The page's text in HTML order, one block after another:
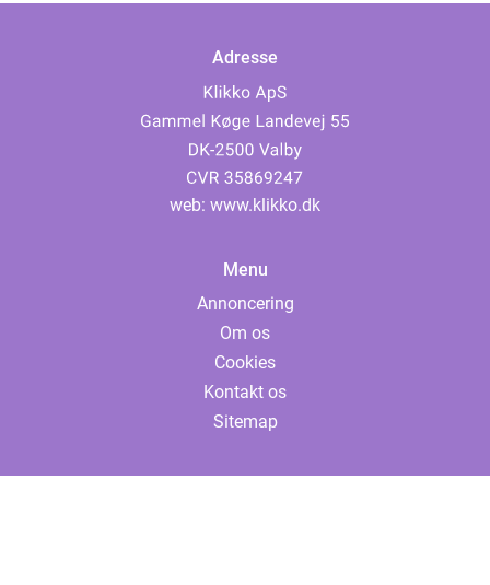
Adresse
web: www.klikko.dk
Menu
Annoncering
Om os
Cookies
Kontakt os
Sitemap